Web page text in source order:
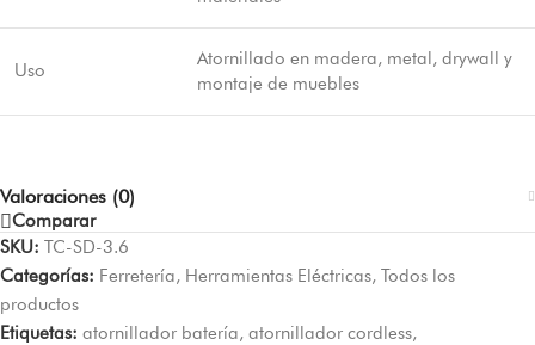
Uso
Atornillado en madera, metal, drywall y
montaje de muebles
Valoraciones (0)
Comparar
SKU: TC-SD-3.6
Categorías: Ferretería, Herramientas Eléctricas, Todos los
productos
Etiquetas: atornillador batería, atornillador cordless,